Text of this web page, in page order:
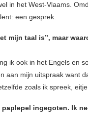
in het West-Vlaams.
een gesprek.
mijn taal is”, maar
ik ook in het Engels en
aan mijn uitspraak want
zoals ik spreek,
ingegoten. Ik